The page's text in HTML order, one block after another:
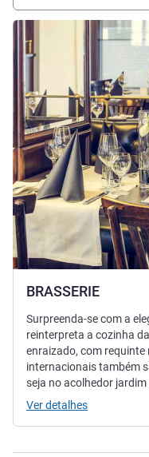
BRASSERIE
Ver detalhes
Surpreenda-se com a
reinterpreta a cozinha
enraizado, com requinte
internacionais também
seja no acolhedor jardim
Ver detalhes